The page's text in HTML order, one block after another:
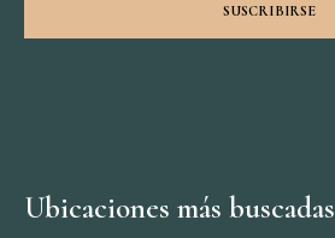
SUSCRIBIRSE
Ubicaciones más buscadas